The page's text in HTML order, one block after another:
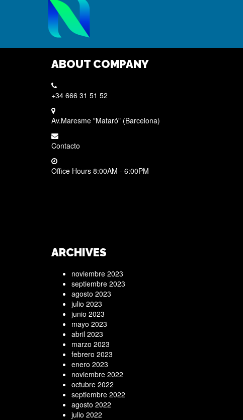
ABOUT COMPANY
+34 666 31 51 52
Av.Maresme "Mataró" (Barcelona)
Contacto
Office Hours 8:00AM - 6:00PM
ARCHIVES
noviembre 2023
septiembre 2023
agosto 2023
julio 2023
junio 2023
mayo 2023
abril 2023
marzo 2023
febrero 2023
enero 2023
noviembre 2022
octubre 2022
septiembre 2022
agosto 2022
julio 2022